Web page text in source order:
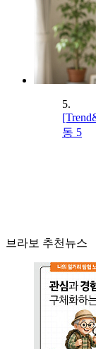
5.
동 5
브라보 추천뉴스